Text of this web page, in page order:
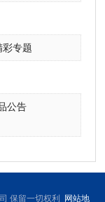
彩专题
公告
保留一切权利 网站地